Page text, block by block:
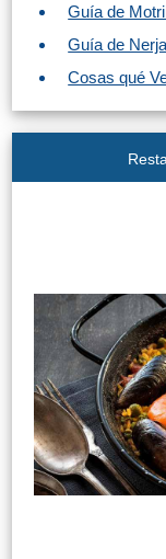
Guía de
Guía de Nerja
Cosas qué